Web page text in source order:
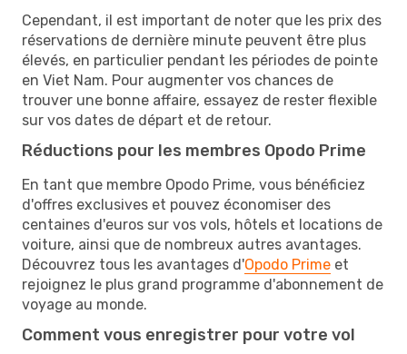
Cependant, il est important de noter que les prix des
réservations de dernière minute peuvent être plus
élevés, en particulier pendant les périodes de pointe
en Viet Nam. Pour augmenter vos chances de
trouver une bonne affaire, essayez de rester flexible
sur vos dates de départ et de retour.
Réductions pour les membres Opodo Prime
En tant que membre Opodo Prime, vous bénéficiez
d'offres exclusives et pouvez économiser des
centaines d'euros sur vos vols, hôtels et locations de
voiture, ainsi que de nombreux autres avantages.
Découvrez tous les avantages d'Opodo Prime et
rejoignez le plus grand programme d'abonnement de
voyage au monde.
Comment vous enregistrer pour votre vol